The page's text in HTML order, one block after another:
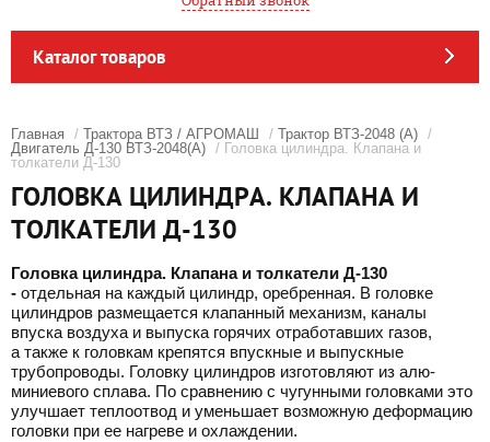
Каталог товаров
Главная / Трактора ВТЗ / АГРОМАШ / Трактор ВТЗ-2048 (А) /
Двигатель Д-130 ВТЗ-2048(А) / Головка цилиндра. Клапана и
толкатели Д-130
ГОЛОВКА ЦИЛИНДРА. КЛАПАНА И
ТОЛКАТЕЛИ Д-130
Головка цилиндра. Клапана и толкатели Д-130
- отдельная на каждый цилиндр, оребренная. В головке
цилиндров размещается клапанный механизм, каналы
впуска воздуха и выпуска горячих отработавших газов,
а также к головкам крепятся впускные и выпускные
трубопроводы. Головку цилиндров изгото­вляют из алю­
миниевого сплава. По сравнению с чугунными головками это
улучшает теплоотвод и уменьшает возможную деформацию
головки при ее нагреве и охла­ждении.